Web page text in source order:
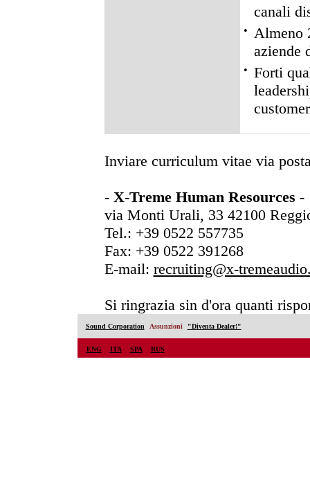
canali
• Almeno
aziende
• Forti
Inviare curriculum vitae via
- X-Treme Human Resources -
via Monti Urali, 33 42100
Tel.: +39 0522 557735
Fax: +39 0522 391268
E-mail: recruiting@x-
Si ringrazia sin d'ora quanti
Sound Corporation Assunzioni "Diventa Dealer!"
ENG ITA SPA RUS